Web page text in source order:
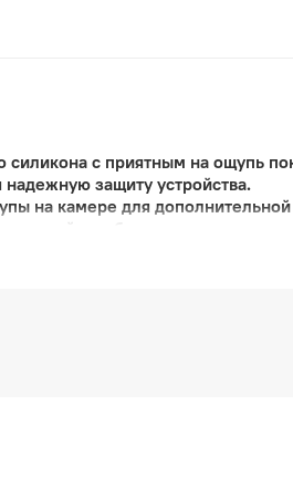
силикона с приятным на ощупь
защиту устройства.
на камере для
устройству без зазоров и имеет
и микрофона,